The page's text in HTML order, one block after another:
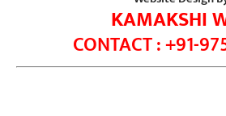
KAMAKSHI
CONTACT : +91-